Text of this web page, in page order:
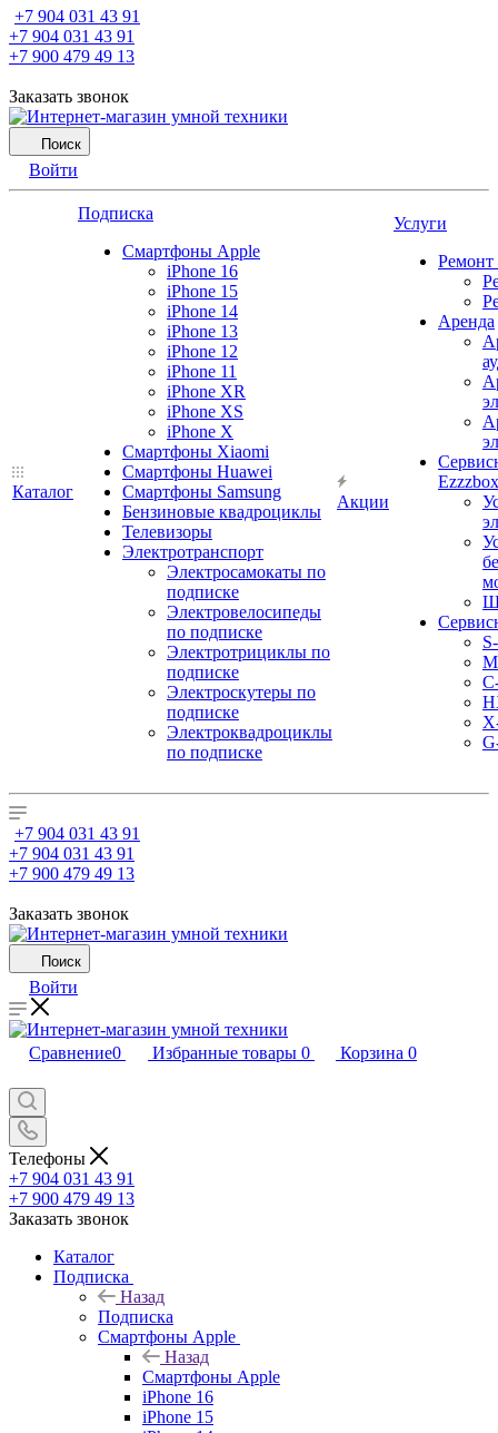
+7 904 031 43 91
+7 904 031 43 91
+7 900 479 49 13
Заказать звонок
Поиск
Войти
Каталог
Подписка
Смартфоны Apple
iPhone 16
iPhone 15
iPhone 14
iPhone 13
iPhone 12
iPhone 11
iPhone XR
iPhone XS
iPhone X
Смартфоны Xiaomi
Смартфоны Huawei
Смартфоны Samsung
Бензиновые квадроциклы
Телевизоры
Электротранспорт
Электросамокаты по
подписке
Электровелосипеды
по подписке
Электротрициклы по
подписке
Электроскутеры по
подписке
Электроквадроциклы
по подписке
Акции
Услуги
Ремонт
Аренда
Ezzzbox
+7 904 031 43 91
+7 904 031 43 91
+7 900 479 49 13
Заказать звонок
Поиск
Войти
Сравнение0 Избранные товары 0 Корзина 0
Телефоны
+7 904 031 43 91
+7 900 479 49 13
Заказать звонок
Каталог
Подписка
Назад
Подписка
Смартфоны Apple
Назад
Смартфоны Apple
iPhone 16
iPhone 15